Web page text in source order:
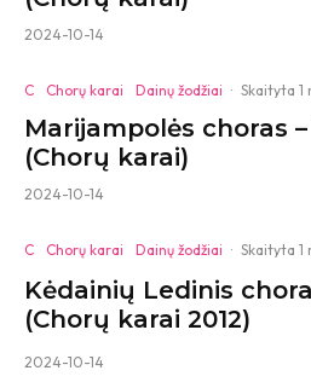
2024-10-14
C Chorų karai Dainų žodžiai · Skaityta 1
Marijampolės choras
(Chorų karai)
2024-10-14
C Chorų karai Dainų žodžiai · Skaityta 1
Kėdainių Ledinis
(Chorų karai 2012)
2024-10-14